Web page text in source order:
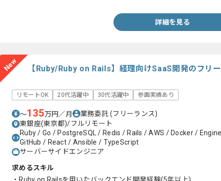
詳細を見る
New 【Ruby/Ruby on Rails】経理向けSaaS開発のフリ
リモートOK 20代活躍中 30代活躍中 参画実績あり
〜135万円／月 業務委託(フリーランス)
東銀座(東京都)/フルリモート
Ruby / Go / PostgreSQL / Redis / Rails / AWS / Docker /
GitHub / React / Ansible / TypeScript
サーバーサイドエンジニア
求めるスキル